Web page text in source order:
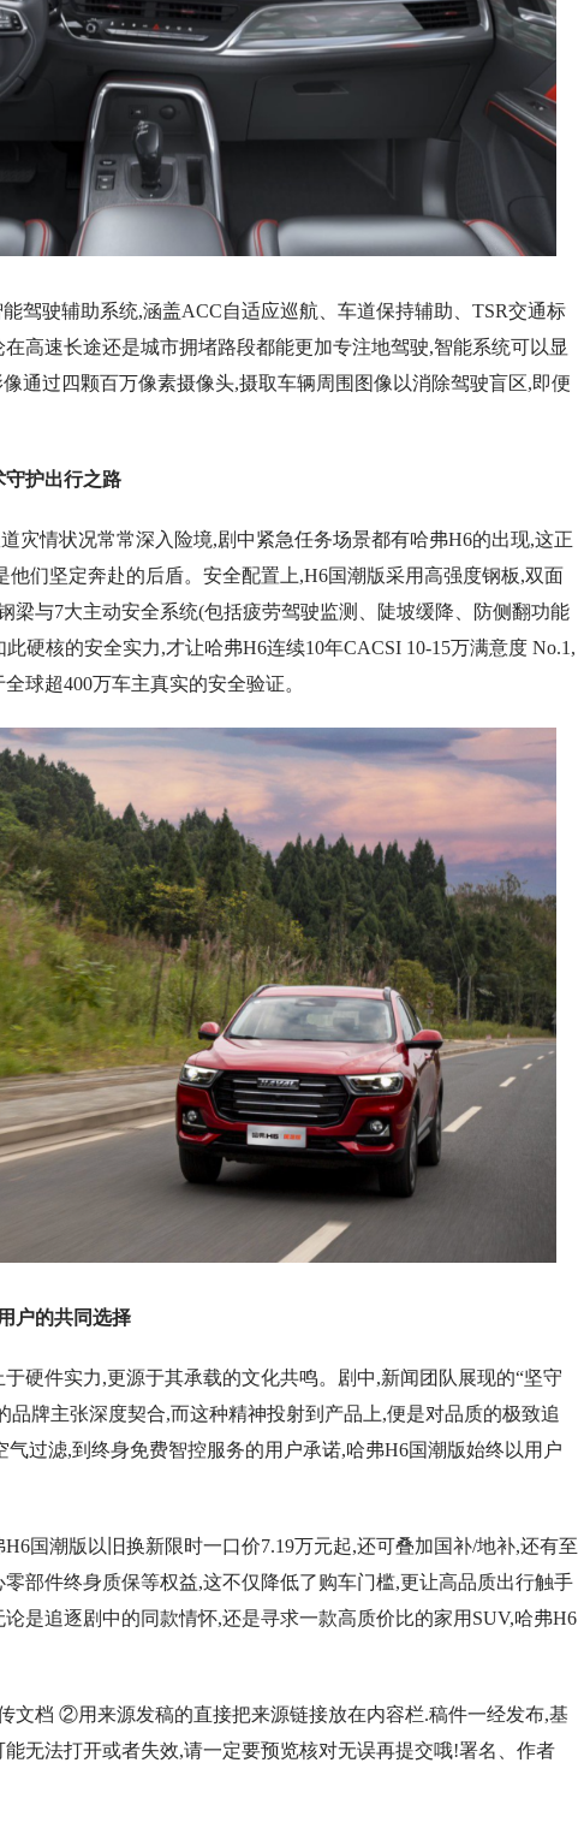
驶辅助系统,涵盖ACC自适应巡航、车道保持辅助、TSR交通标
高速长途还是城市拥堵路段都能更加专注地驾驶,智能系统可以显
通过四颗百万像素摄像头,摄取车辆周围图像以消除驾驶盲区,即便
守护出行之路
情状况常常深入险境,剧中紧急任务场景都有哈弗H6的出现,这正
他们坚定奔赴的后盾。安全配置上,H6国潮版采用高强度钢板,双面
梁与7大主动安全系统(包括疲劳驾驶监测、陡坡缓降、防侧翻功能
硬核的安全实力,才让哈弗H6连续10年CACSI 10-15万满意度 No.1,
球超400万车主真实的安全验证。
户的共同选择
件实力,更源于其承载的文化共鸣。剧中,新闻团队展现的“坚守
品牌主张深度契合,而这种精神投射到产品上,便是对品质的极致追
过滤,到终身免费智控服务的用户承诺,哈弗H6国潮版始终以用户
国潮版以旧换新限时一口价7.19万元起,还可叠加国补/地补,还有至
部件终身质保等权益,这不仅降低了购车门槛,更让高品质出行触手
是追逐剧中的同款情怀,还是寻求一款高质价比的家用SUV,哈弗H6
档 ②用来源发稿的直接把来源链接放在内容栏.稿件一经发布,基
无法打开或者失效,请一定要预览核对无误再提交哦!署名、作者